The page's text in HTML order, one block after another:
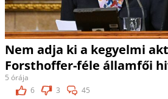
Nem adja ki a kegyelmi
Forsthoffer-féle államfői
5 órája
6
3 45